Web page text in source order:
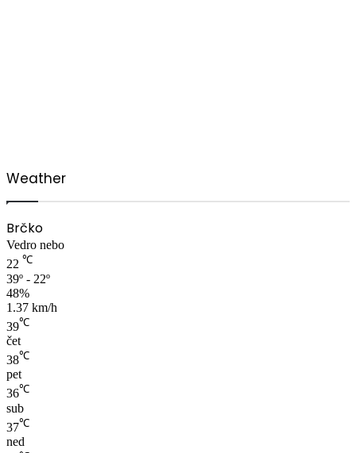
Weather
Brčko
Vedro nebo
22 ℃
39º - 22º
48%
1.37 km/h
39℃
čet
38℃
pet
36℃
sub
37℃
ned